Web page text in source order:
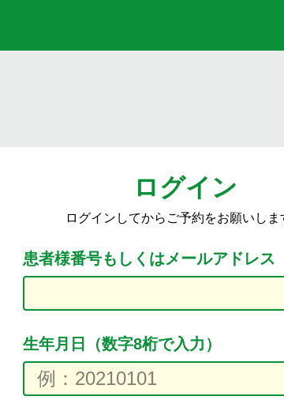
ログイン
ログインしてからご予約をお願いしま
患者様番号もしくはメールアドレス
生年月日（数字8桁で入力）